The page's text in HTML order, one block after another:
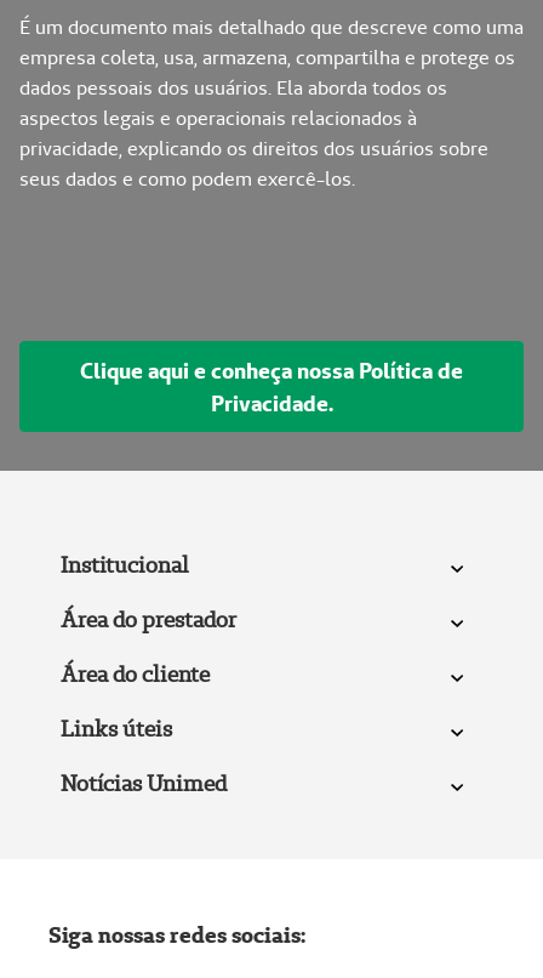
É um documento mais detalhado que descreve como uma
empresa coleta, usa, armazena, compartilha e protege os
dados pessoais dos usuários. Ela aborda todos os
aspectos legais e operacionais relacionados à
privacidade, explicando os direitos dos usuários sobre
seus dados e como podem exercê-los.
Clique aqui e conheça nossa Política de
Privacidade.
Institucional
Área do prestador
Área do cliente
Links úteis
Notícias Unimed
Siga nossas redes sociais: